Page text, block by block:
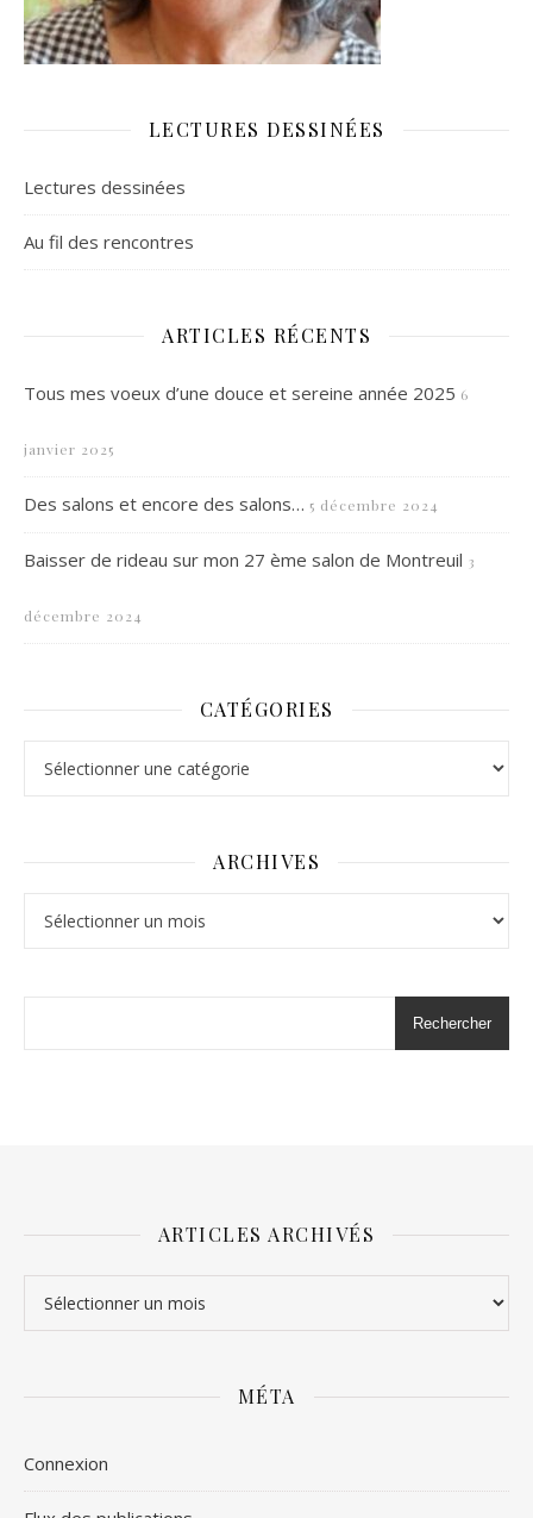
LECTURES DESSINÉES
Lectures dessinées
Au fil des rencontres
ARTICLES RÉCENTS
Tous mes voeux d’une douce et sereine année 2025 6
janvier 2025
Des salons et encore des salons… 5 décembre 2024
Baisser de rideau sur mon 27 ème salon de Montreuil 3
décembre 2024
CATÉGORIES
ARCHIVES
Rechercher
ARTICLES ARCHIVÉS
MÉTA
Connexion